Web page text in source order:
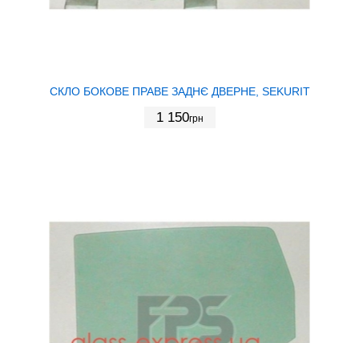
СКЛО БОКОВЕ ПРАВЕ ЗАДНЄ ДВЕРНЕ, SEKURIT
1 150грн